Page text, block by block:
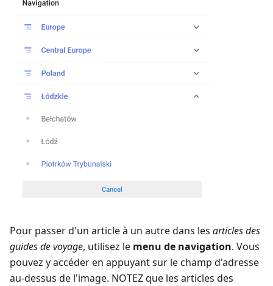
Pour passer d'un article à un autre dans les articles des
guides de voyage, utilisez le menu de navigation. Vous
pouvez y accéder en appuyant sur le champ d'adresse
au-dessus de l'image. NOTEZ que les articles des